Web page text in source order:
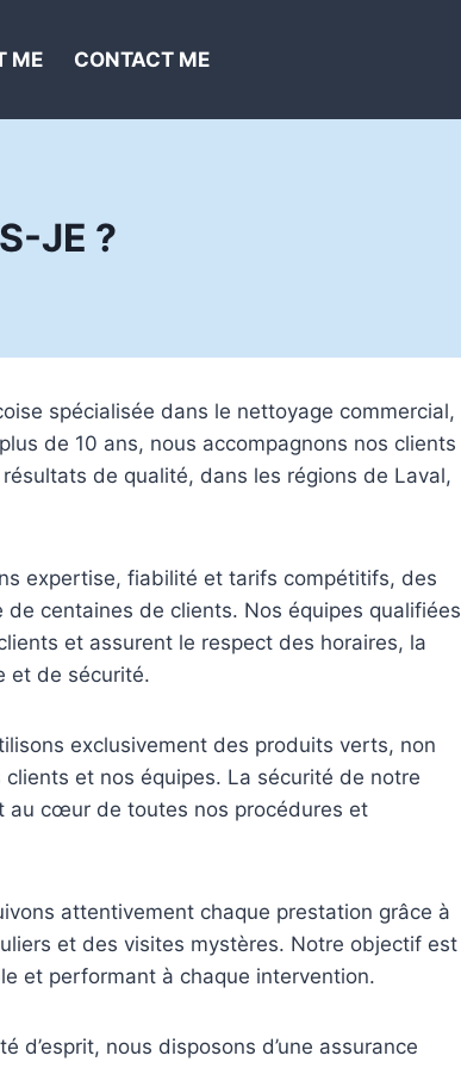
ME CONTACT ME
JE ?
spécialisée dans le nettoyage commercial,
de 10 ans, nous accompagnons nos clients
de qualité, dans les régions de Laval,
expertise, fiabilité et tarifs compétitifs, des
centaines de clients. Nos équipes qualifiées
et assurent le respect des horaires, la
et de sécurité.
exclusivement des produits verts, non
et nos équipes. La sécurité de notre
au cœur de toutes nos procédures et
attentivement chaque prestation grâce à
et des visites mystères. Notre objectif est
et performant à chaque intervention.
d’esprit, nous disposons d’une assurance